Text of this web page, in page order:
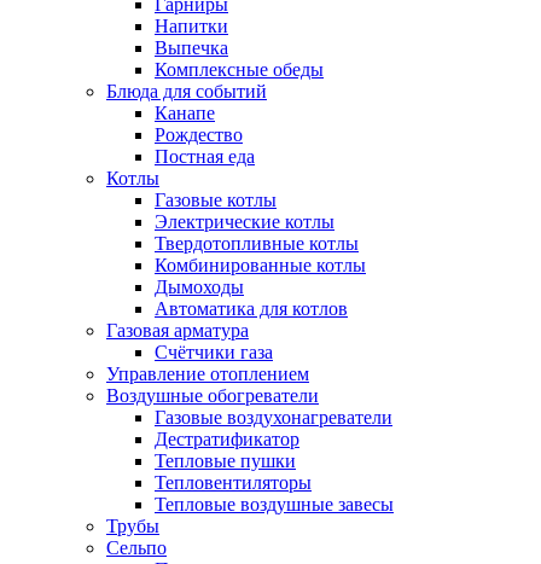
Гарниры
Напитки
Выпечка
Комплексные обеды
Блюда для событий
Канапе
Рождество
Постная еда
Котлы
Газовые котлы
Электрические котлы
Твердотопливные котлы
Комбинированные котлы
Дымоходы
Автоматика для котлов
Газовая арматура
Счётчики газа
Управление отоплением
Воздушные обогреватели
Газовые воздухонагреватели
Дестратификатор
Тепловые пушки
Тепловентиляторы
Тепловые воздушные завесы
Трубы
Сельпо